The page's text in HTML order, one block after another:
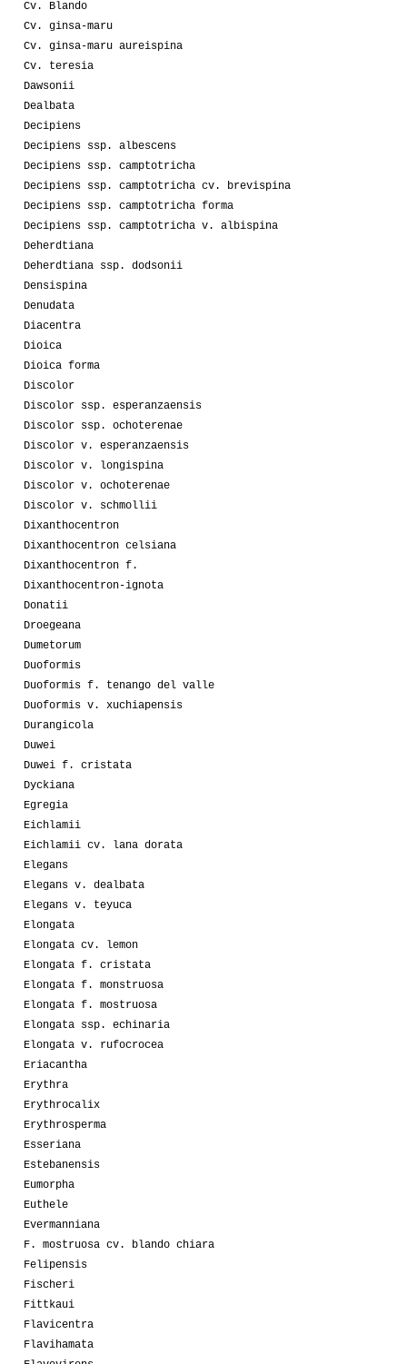
Cv. Blando
Cv. ginsa-maru
Cv. ginsa-maru aureispina
Cv. teresia
Dawsonii
Dealbata
Decipiens
Decipiens ssp. albescens
Decipiens ssp. camptotricha
Decipiens ssp. camptotricha cv. brevispina
Decipiens ssp. camptotricha forma
Decipiens ssp. camptotricha v. albispina
Deherdtiana
Deherdtiana ssp. dodsonii
Densispina
Denudata
Diacentra
Dioica
Dioica forma
Discolor
Discolor ssp. esperanzaensis
Discolor ssp. ochoterenae
Discolor v. esperanzaensis
Discolor v. longispina
Discolor v. ochoterenae
Discolor v. schmollii
Dixanthocentron
Dixanthocentron celsiana
Dixanthocentron f.
Dixanthocentron-ignota
Donatii
Droegeana
Dumetorum
Duoformis
Duoformis f. tenango del valle
Duoformis v. xuchiapensis
Durangicola
Duwei
Duwei f. cristata
Dyckiana
Egregia
Eichlamii
Eichlamii cv. lana dorata
Elegans
Elegans v. dealbata
Elegans v. teyuca
Elongata
Elongata cv. lemon
Elongata f. cristata
Elongata f. monstruosa
Elongata f. mostruosa
Elongata ssp. echinaria
Elongata v. rufocrocea
Eriacantha
Erythra
Erythrocalix
Erythrosperma
Esseriana
Estebanensis
Eumorpha
Euthele
Evermanniana
F. mostruosa cv. blando chiara
Felipensis
Fischeri
Fittkaui
Flavicentra
Flavihamata